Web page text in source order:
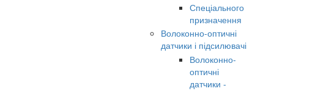
Спеціального
призначення
Волоконно-оптичні
датчики і підсилювачі
Волоконно-
оптичні
датчики -